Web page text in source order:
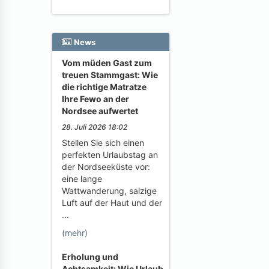
News
Vom müden Gast zum
treuen Stammgast: Wie
die richtige Matratze
Ihre Fewo an der
Nordsee aufwertet
28. Juli 2026 18:02
Stellen Sie sich einen
perfekten Urlaubstag an
der Nordseeküste vor:
eine lange
Wattwanderung, salzige
Luft auf der Haut und der
…
(mehr)
Erholung und